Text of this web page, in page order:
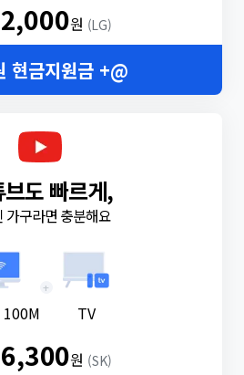
원 (LG)
현금지원금 +@
브도 빠르게,
가구라면 충분해요
100M
+
TV
원 (SK)